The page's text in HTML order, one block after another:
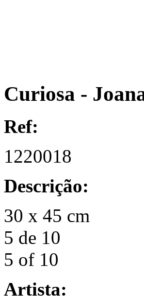
Curiosa -
Ref:
1220018
Descrição:
30 x 45 cm
5 de 10
5 of 10
Artista: